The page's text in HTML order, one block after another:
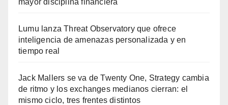
Lumu lanza Threat Observatory que ofrece
inteligencia de amenazas personalizada y en
tiempo real
Jack Mallers se va de Twenty One, Strategy cambia
de ritmo y los exchanges medianos cierran: el
mismo ciclo, tres frentes distintos